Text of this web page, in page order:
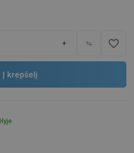
+ favorite_border
Į krepšelį